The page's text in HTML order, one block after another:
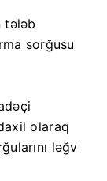
tələb
sorğusu
olaraq
ləğv